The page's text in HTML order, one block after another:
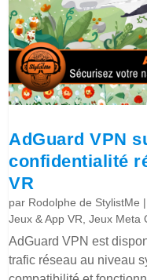
AdGuard VPN
confidentialité
VR
par Rodolphe de StylistMe
Jeux & App VR,Jeux Meta
AdGuard VPN est
trafic réseau au niveau